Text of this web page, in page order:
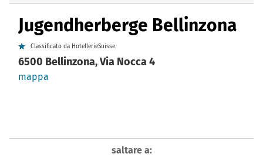
Jugendherberge Bellinzona
Classificato da HotellerieSuisse
6500 Bellinzona, Via Nocca 4
mappa
saltare a: